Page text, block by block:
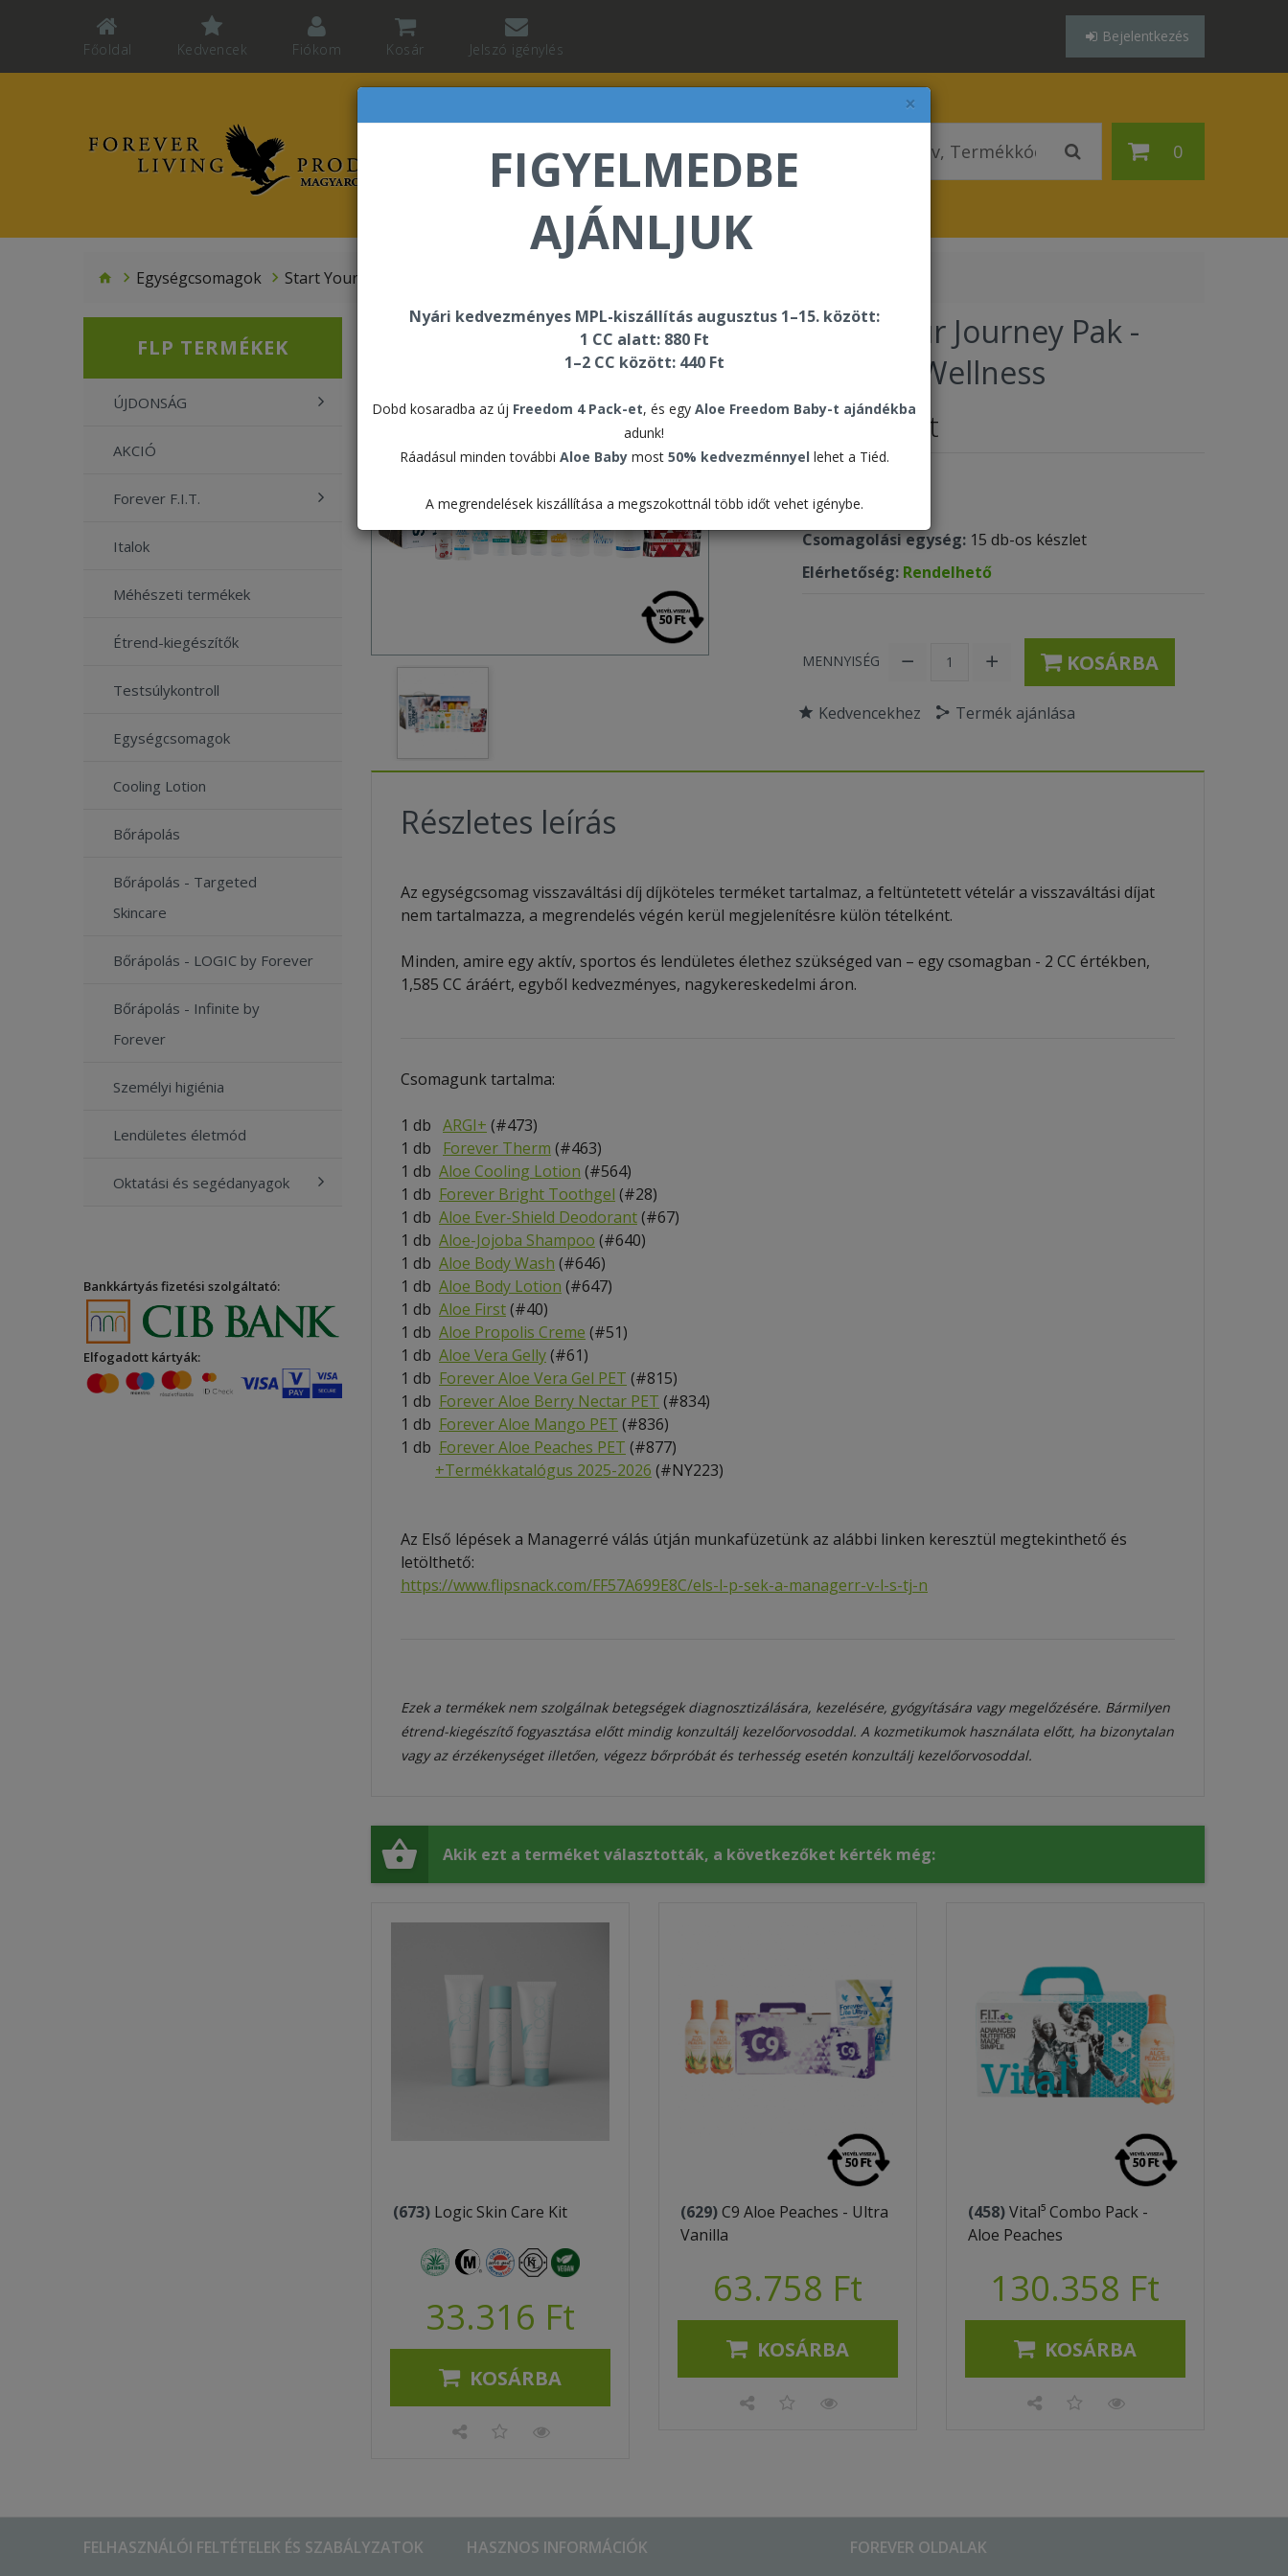
×
FIGYELMEDBE
AJÁNLJUK
Nyári kedvezményes MPL-kiszállítás augusztus 1–15. között:
1 CC alatt: 880 Ft
1–2 CC között: 440 Ft
Dobd kosaradba az új Freedom 4 Pack-et, és egy Aloe Freedom Baby-t ajándékba
adunk!
Ráadásul minden további Aloe Babymost 50% kedvezménnyel lehet a Tiéd.
A megrendelések kiszállítása a megszokottnál több időt vehet igénybe.
Főoldal Kedvencek Fiókom Kosár Jelszó igénylés
Bejelentkezés
0
Egységcsomagok Start Your Journey Pak - Sport & Wellness
FLP TERMÉKEK
ÚJDONSÁG
AKCIÓ
Forever F.I.T.
Italok
Méhészeti termékek
Étrend-kiegészítők
Testsúlykontroll
Egységcsomagok
Cooling Lotion
Bőrápolás
Bőrápolás - Targeted
Skincare
Bőrápolás - LOGIC by Forever
Bőrápolás - Infinite by
Forever
Személyi higiénia
Lendületes életmód
Oktatási és segédanyagok
Bankkártyás fizetési szolgáltató:
Elfogadott kártyák:
Start Your Journey Pak -
Sport & Wellness
162.376 Ft
Pontérték:
Csomagolási egység: 15 db-os készlet
Elérhetőség: Rendelhető
MENNYISÉG KOSÁRBA
Kedvencekhez Termék ajánlása
Részletes leírás
Az egységcsomag visszaváltási díj díjköteles terméket tartalmaz, a feltüntetett vételár a visszaváltási díjat
nem tartalmazza, a megrendelés végén kerül megjelenítésre külön tételként.
Minden, amire egy aktív, sportos és lendületes élethez szükséged van – egy csomagban - 2 CC értékben,
1,585 CC áráért, egyből kedvezményes, nagykereskedelmi áron.
Csomagunk tartalma:
1 db ARGI+ (#473)
1 db Forever Therm (#463)
1 db Aloe Cooling Lotion (#564)
1 db Forever Bright Toothgel (#28)
1 db Aloe Ever-Shield Deodorant(#67)
1 db Aloe-Jojoba Shampoo (#640)
1 db Aloe Body Wash (#646)
1 db Aloe Body Lotion (#647)
1 db Aloe First(#40)
1 db Aloe Propolis Creme (#51)
1 db Aloe Vera Gelly(#61)
1 db Forever Aloe Vera Gel PET (#815)
1 db Forever Aloe Berry Nectar PET (#834)
1 db Forever Aloe Mango PET (#836)
1 db Forever Aloe Peaches PET (#877)
+Termékkatalógus 2025-2026 (#NY223)
Az Első lépések a Managerré válás útján munkafüzetünk az alábbi linken keresztül megtekinthető és
letölthető:
https://www.flipsnack.com/FF57A699E8C/els-l-p-sek-a-managerr-v-l-s-tj-n
Ezek a termékek nem szolgálnak betegségek diagnosztizálására, kezelésére, gyógyítására vagy megelőzésére. Bármilyen
étrend-kiegészítő fogyasztása előtt mindig konzultálj kezelőorvosoddal. A kozmetikumok használata előtt, ha bizonytalan
vagy az érzékenységet illetően, végezz bőrpróbát és terhesség esetén konzultálj kezelőorvosoddal.
Akik ezt a terméket választották, a következőket kérték még:
(673) Logic Skin Care Kit
33.316 Ft
KOSÁRBA
(629)C9 Aloe Peaches - Ultra
Vanilla
63.758 Ft
KOSÁRBA
(458)Vital⁵ Combo Pack -
Aloe Peaches
130.358 Ft
KOSÁRBA
FELHASZNÁLÓI FELTÉTELEK ÉS SZABÁLYZATOK HASZNOS INFORMÁCIÓK FOREVER OLDALAK